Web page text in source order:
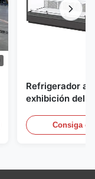
Refrigerador
exhibición del
aire abierto
Consiga el